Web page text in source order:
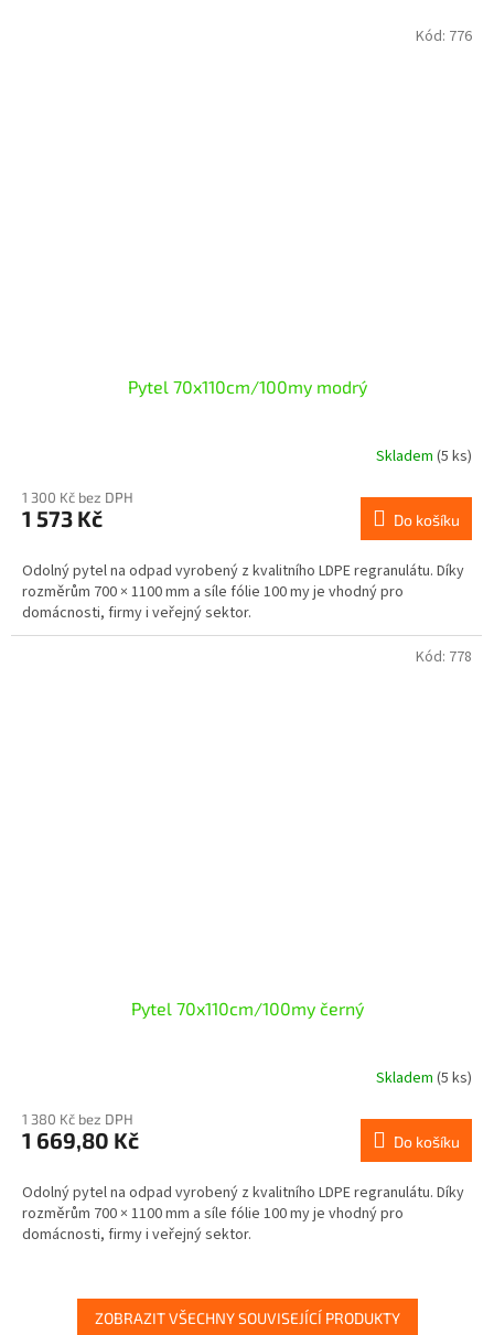
Pytel 70x110cm/100my modrý
Skladem (5 ks)
1 300 Kč bez DPH
1 573 Kč Do košíku
Odolný pytel na odpad vyrobený z kvalitního LDPE regranulátu. Díky
rozměrům 700 × 1100 mm a síle fólie 100 my je vhodný pro
domácnosti, firmy i veřejný sektor.
Kód: 776
Pytel 70x110cm/100my černý
Skladem (5 ks)
1 380 Kč bez DPH
1 669,80 Kč Do košíku
Odolný pytel na odpad vyrobený z kvalitního LDPE regranulátu. Díky
rozměrům 700 × 1100 mm a síle fólie 100 my je vhodný pro
domácnosti, firmy i veřejný sektor.
Kód: 778
ZOBRAZIT VŠECHNY SOUVISEJÍCÍ PRODUKTY